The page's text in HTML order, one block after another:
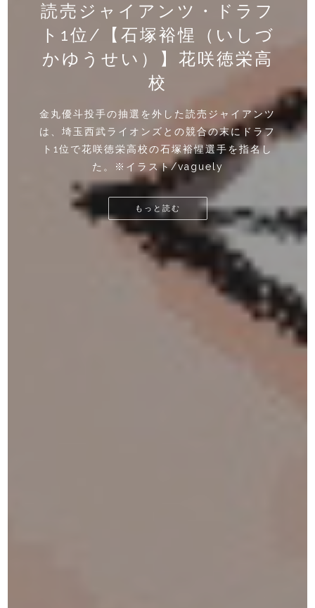
横浜DeNAベイスターズ ド
ラフト1位/【竹田祐(たけ
だゆう)】三菱重工West
三菱重工Westの竹田祐投手が、横浜DeNAに
ドラフト1位で指名された。※イラス
ト/vaguely
もっと読む
読売ジャイアンツ・ドラフ
ト1位/【石塚裕惺（いしづ
かゆうせい）】花咲徳栄高
校
金丸優斗投手の抽選を外した読売ジャイアンツ
は、埼玉西武ライオンズとの競合の末にドラフ
ト1位で花咲徳栄高校の石塚裕惺選手を指名し
た。※イラスト/vaguely
もっと読む
阪神タイガースドラフト1
位/【伊原陵人（いはらた
かと）】NTT西日本
NTT西日本の伊原陵人投手は、阪神タイガース
にドラフト1位で指名された。※イラス
ト/vaguely
もっと読む